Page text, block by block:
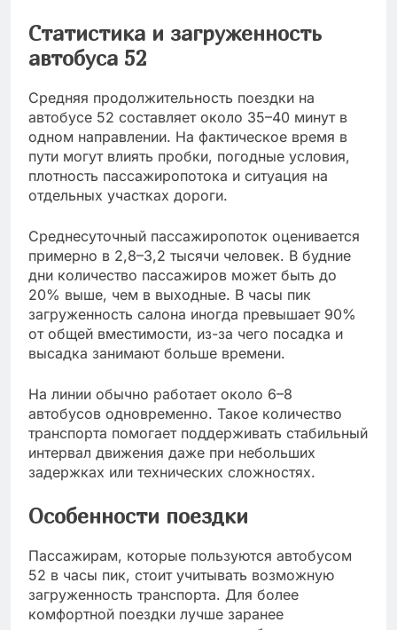
Статистика и загруженность
автобуса 52
Средняя продолжительность поездки на
автобусе 52 составляет около 35–40 минут в
одном направлении. На фактическое время в
пути могут влиять пробки, погодные условия,
плотность пассажиропотока и ситуация на
отдельных участках дороги.
Среднесуточный пассажиропоток оценивается
примерно в 2,8–3,2 тысячи человек. В будние
дни количество пассажиров может быть до
20% выше, чем в выходные. В часы пик
загруженность салона иногда превышает 90%
от общей вместимости, из-за чего посадка и
высадка занимают больше времени.
На линии обычно работает около 6–8
автобусов одновременно. Такое количество
транспорта помогает поддерживать стабильный
интервал движения даже при небольших
задержках или технических сложностях.
Особенности поездки
Пассажирам, которые пользуются автобусом
52 в часы пик, стоит учитывать возможную
загруженность транспорта. Для более
комфортной поездки лучше заранее